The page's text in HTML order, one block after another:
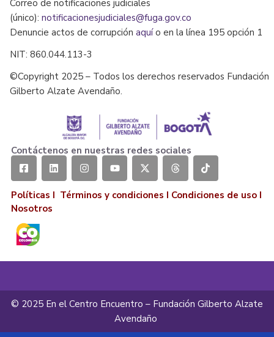
Correo de notificaciones judiciales
(único): notificacionesjudiciales@fuga.gov.co
Denuncie actos de corrupción aquío en la línea 195 opción 1
NIT: 860.044.113-3
©Copyright 2025 – Todos los derechos reservados Fundación
Gilberto Alzate Avendaño.
Contáctenos en nuestras redes sociales
Políticas I Términos y condiciones I Condiciones de uso I
Nosotros
© 2025 En el Centro Encuentro – Fundación Gilberto Alzate
Avendaño